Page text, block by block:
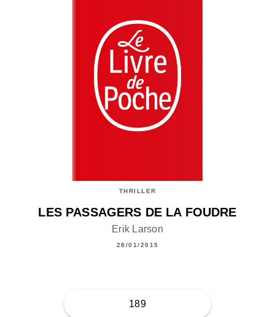
THRILLER
LES PASSAGERS DE LA FOUDRE
Erik Larson
28/01/2015
189